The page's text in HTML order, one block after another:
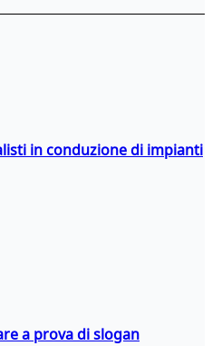
in conduzione di impianti
a prova di slogan